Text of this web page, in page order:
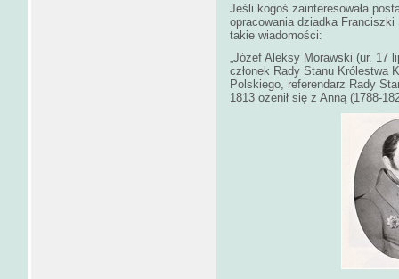
Jeśli kogoś zainteresowała
opracowania dziadka
takie wiadomości:
„Józef Aleksy Morawski (ur. 17
członek Rady Stanu Królestwa
Polskiego, referendarz Rady
1813 ożenił się z Anną (1788-